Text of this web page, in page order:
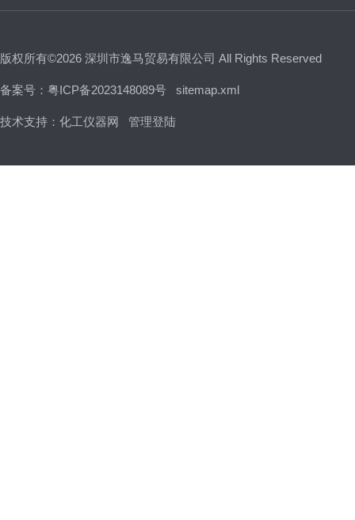
版权所有©2026 深圳市逸马贸易有限公司 All Rights Reserved
备案号：粤ICP备2023148089号 sitemap.xml
技术支持： 化工仪器网 管理登陆